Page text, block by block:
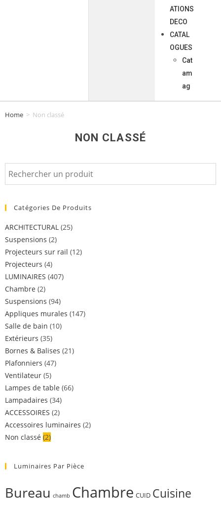
ATIONS
DECO
CATAL
OGUES
Cat
am
ag
Home > Non classé
NON CLASSÉ
Catégories De Produits
ARCHITECTURAL (25)
Suspensions (2)
Projecteurs sur rail (12)
Projecteurs (4)
LUMINAIRES (407)
Chambre (2)
Suspensions (94)
Appliques murales (147)
Salle de bain (10)
Extérieurs (35)
Bornes & Balises (21)
Plafonniers (47)
Ventilateur (5)
Lampes de table (66)
Lampadaires (34)
ACCESSOIRES (2)
Accessoires luminaires (2)
Non classé (2)
Luminaires Par Pièce
Bureau chamb Chambre CUID Cuisine